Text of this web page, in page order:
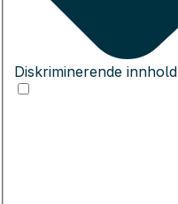
Diskriminerende innhold